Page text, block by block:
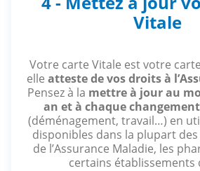
Vitale
Votre carte Vitale est votre
elle atteste de vos droits à
Pensez à la mettre à jour au
an et à chaque
(déménagement, travail…) en
disponibles dans la plupart des
de l’Assurance Maladie, les
certains établissements